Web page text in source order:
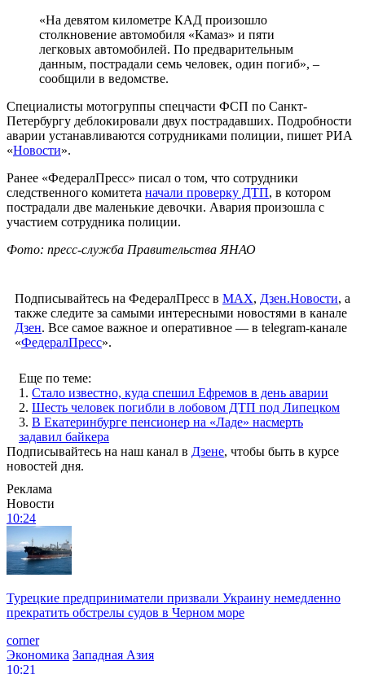
«На девятом километре КАД произошло
столкновение автомобиля «Камаз» и пяти
легковых автомобилей. По предварительным
данным, пострадали семь человек, один погиб», –
сообщили в ведомстве.
Специалисты мотогруппы спецчасти ФСП по Санкт-
Петербургу деблокировали двух пострадавших. Подробности
аварии устанавливаются сотрудниками полиции, пишет РИА
«Новости».
Ранее «ФедералПресс» писал о том, что сотрудники
следственного комитета начали проверку ДТП, в котором
пострадали две маленькие девочки. Авария произошла с
участием сотрудника полиции.
Фото: пресс-служба Правительства ЯНАО
Подписывайтесь на ФедералПресс в МАХ, Дзен.Новости, а
также следите за самыми интересными новостями в канале
Дзен. Все самое важное и оперативное — в telegram-канале
«ФедералПресс».
Еще по теме:
1. Стало известно, куда спешил Ефремов в день аварии
2. Шесть человек погибли в лобовом ДТП под Липецком
3. В Екатеринбурге пенсионер на «Ладе» насмерть
задавил байкера
Подписывайтесь на наш канал в Дзене, чтобы быть в курсе
новостей дня.
Реклама
Новости
10:24
Турецкие предприниматели призвали Украину немедленно
прекратить обстрелы судов в Черном море
corner
Экономика Западная Азия
10:21